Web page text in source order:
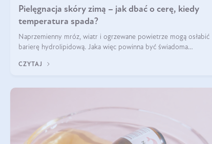
Pielęgnacja skóry zimą – jak dbać o cerę, kiedy
temperatura spada?
Naprzemienny mróz, wiatr i ogrzewane powietrze mogą osłabić
barierę hydrolipidową. Jaka więc powinna być świadoma
CZYTAJ